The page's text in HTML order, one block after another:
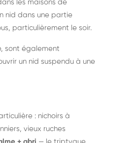
les maisons de
nid dans une partie
particulièrement le soir.
sont également
un nid suspendu à une
: nichoirs à
vieux ruches